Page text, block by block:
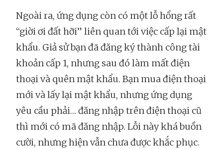
Ngoài ra, ứng dụng còn có một lỗ hổng rất
“giời ơi đất hỡi” liên quan tới việc cấp lại mật
khẩu. Giả sử bạn đã đăng ký thành công tài
khoản cấp 1, nhưng sau đó làm mất điện
thoại và quên mật khẩu. Bạn mua điện thoại
mới và lấy lại mật khẩu, nhưng ứng dụng
yêu cầu phải… đăng nhập trên điện thoại cũ
thì mới có mã đăng nhập. Lỗi này khá buồn
cười, nhưng hiện vẫn chưa được khắc phục.